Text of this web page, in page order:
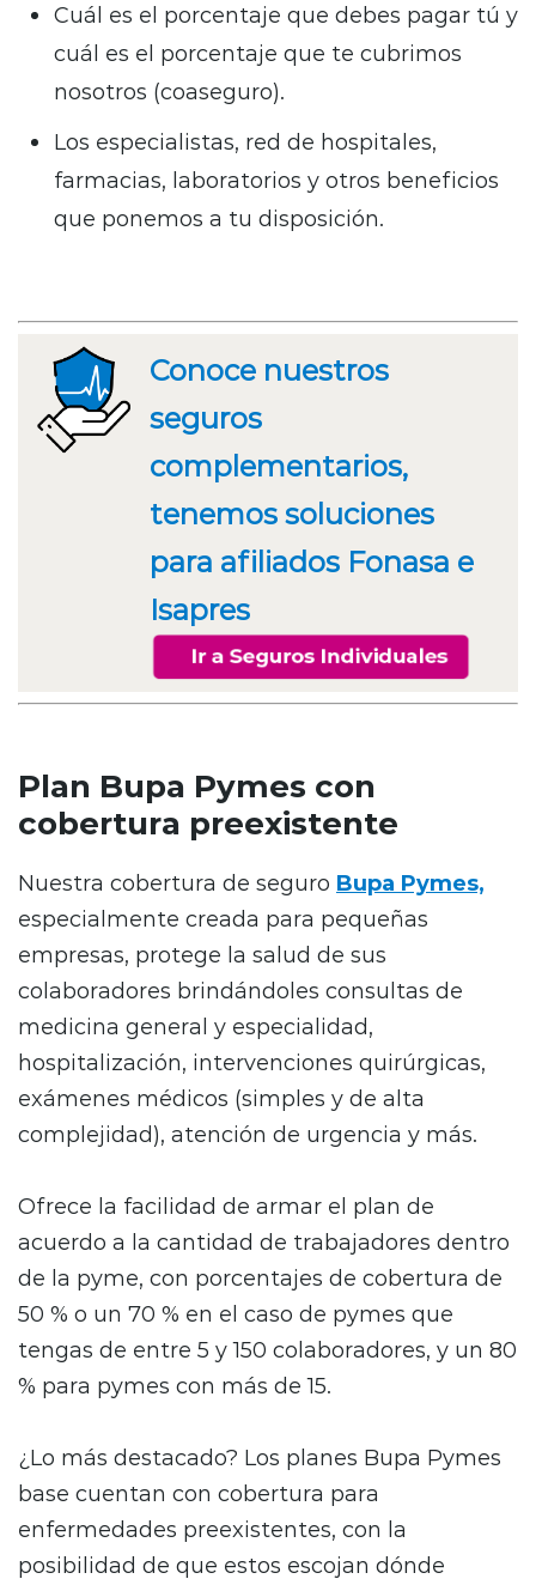
Cuál es el porcentaje que debes pagar tú y
cuál es el porcentaje que te cubrimos
nosotros (coaseguro).
Los especialistas, red de hospitales,
farmacias, laboratorios y otros beneficios
que ponemos a tu disposición.
Conoce nuestros
seguros
complementarios,
tenemos soluciones
para afiliados Fonasa e
Isapres
Plan Bupa Pymes con
cobertura preexistente
Nuestra cobertura de seguro Bupa Pymes,
especialmente creada para pequeñas
empresas, protege la salud de sus
colaboradores brindándoles consultas de
medicina general y especialidad,
hospitalización, intervenciones quirúrgicas,
exámenes médicos (simples y de alta
complejidad), atención de urgencia y más.
Ofrece la facilidad de armar el plan de
acuerdo a la cantidad de trabajadores dentro
de la pyme, con porcentajes de cobertura de
50 % o un 70 % en el caso de pymes que
tengas de entre 5 y 150 colaboradores, y un 80
% para pymes con más de 15.
¿Lo más destacado? Los planes Bupa Pymes
base cuentan con cobertura para
enfermedades preexistentes, con la
posibilidad de que estos escojan dónde